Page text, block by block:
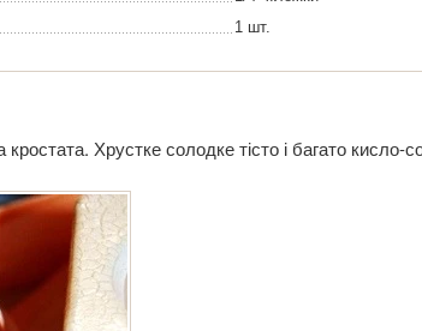
1 шт.
Хрустке солодке тісто і багато кисло-